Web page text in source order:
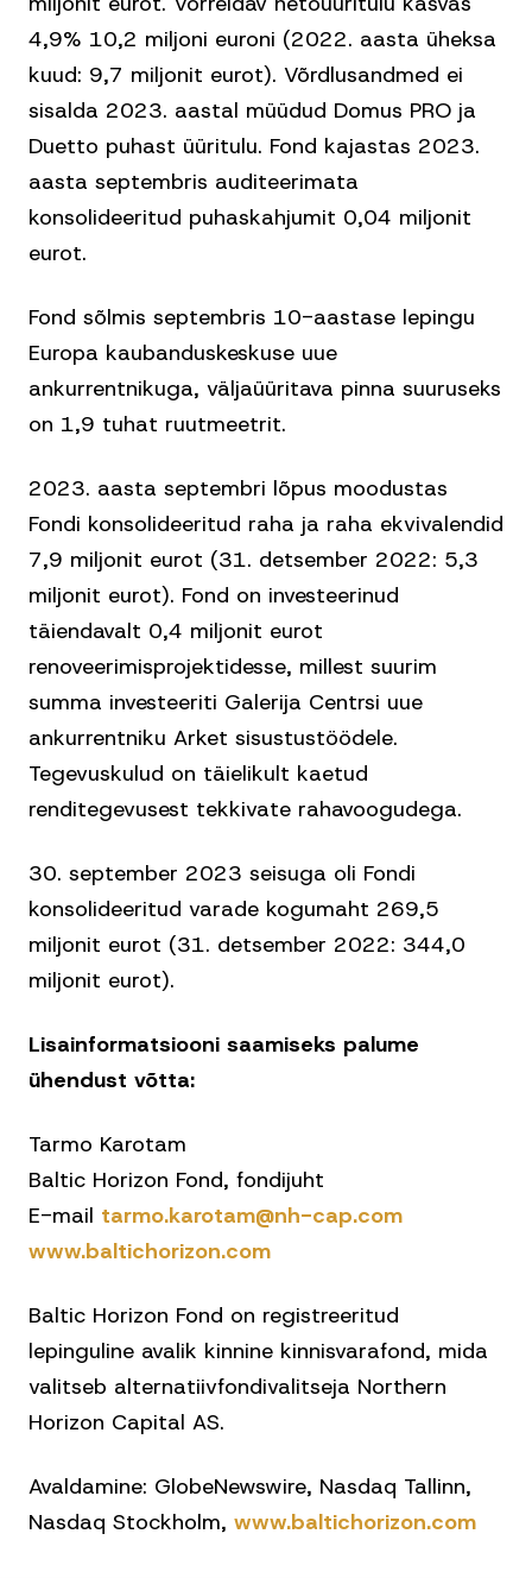
4,9% 10,2 miljoni euroni (2022. aasta üheksa
kuud: 9,7 miljonit eurot). Võrdlusandmed ei
sisalda 2023. aastal müüdud Domus PRO ja
Duetto puhast üüritulu. Fond kajastas 2023.
aasta septembris auditeerimata
konsolideeritud puhaskahjumit 0,04 miljonit
eurot.
Fond sõlmis septembris 10-aastase lepingu
Europa kaubanduskeskuse uue
ankurrentnikuga, väljaüüritava pinna suuruseks
on 1,9 tuhat ruutmeetrit.
2023. aasta septembri lõpus moodustas
Fondi konsolideeritud raha ja raha ekvivalendid
7,9 miljonit eurot (31. detsember 2022: 5,3
miljonit eurot). Fond on investeerinud
täiendavalt 0,4 miljonit eurot
renoveerimisprojektidesse, millest suurim
summa investeeriti Galerija Centrsi uue
ankurrentniku Arket sisustustöödele.
Tegevuskulud on täielikult kaetud
renditegevusest tekkivate rahavoogudega.
30. september 2023 seisuga oli Fondi
konsolideeritud varade kogumaht 269,5
miljonit eurot (31. detsember 2022: 344,0
miljonit eurot).
Lisainformatsiooni saamiseks palume
ühendust võtta:
Tarmo Karotam
Baltic Horizon Fond, fondijuht
E-mail tarmo.karotam@nh-cap.com
www.baltichorizon.com
Baltic Horizon Fond on registreeritud
lepinguline avalik kinnine kinnisvarafond, mida
valitseb alternatiivfondivalitseja Northern
Horizon Capital AS.
Avaldamine: GlobeNewswire, Nasdaq Tallinn,
Nasdaq Stockholm, www.baltichorizon.com